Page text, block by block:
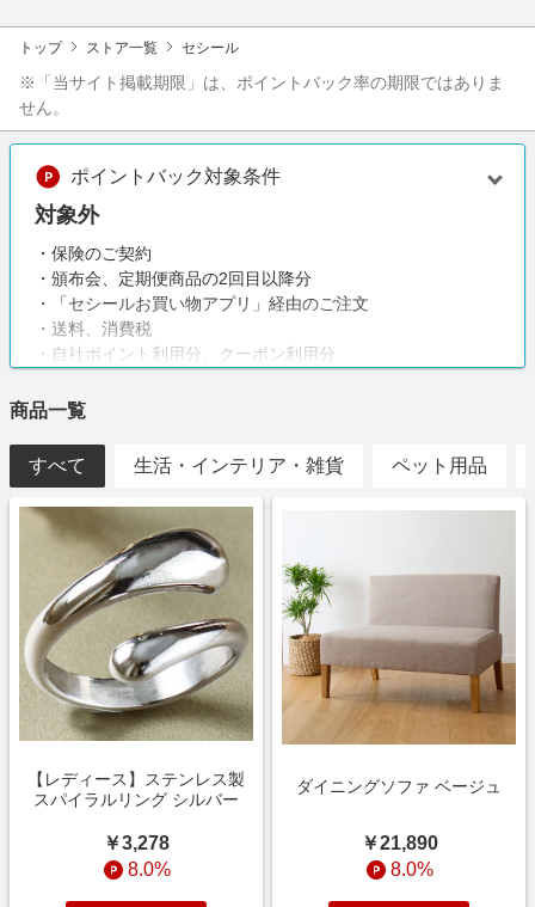
トップ ストア一覧 セシール
※「当サイト掲載期限」は、ポイントバック率の期限ではありま
せん。
ポイントバック対象条件
対象外
・保険のご契約
・頒布会、定期便商品の2回目以降分
・「セシールお買い物アプリ」経由のご注文
・送料、消費税
・自社ポイント利用分、クーポン利用分
・登録不備
注意事項
・値引金額を差し引いた購入金額がポイント対象となります
商品一覧
すべて 生活・インテリア・雑貨 ペット用品
【レディース】ステンレス製
スパイラルリング シルバー
￥3,278
8.0%
ダイニングソファ ベージュ
￥21,890
8.0%